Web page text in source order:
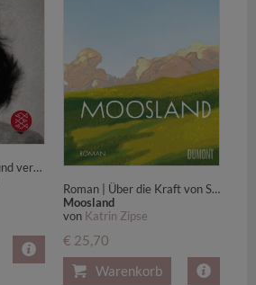
Die weltweit gültige und verbindliche Fassung des Tagebuchs der Anne Frank
Roman | Über die Kraft von Sprache, Natur und Gemeinschaft
Moosland
von Katrin Zipse
€ 25,70
Warenkorb